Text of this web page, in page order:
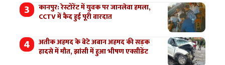
कानपुर: रेस्टोरेंट में युवक पर जानलेवा हमला,
CCTV में कैद हुई पूरी वारदात
अतीक अहमद के बेटे अबान अहमद की सड़क
हादसे में मौत, झांसी में हुआ भीषण एक्सीडेंट